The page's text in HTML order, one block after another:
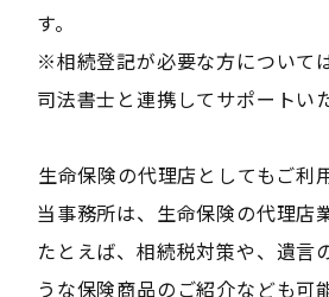
す。
※相続登記が必要な方について
司法書士と連携してサポートい
――生命保険の代理店としてもご利
当事務所は、生命保険の代理店
たとえば、相続税対策や、遺言
うな保険商品のご紹介なども可